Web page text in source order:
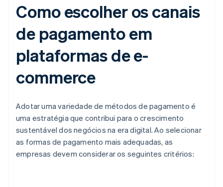
Como escolher os canais
de pagamento em
plataformas de e-
commerce
Adotar uma variedade de métodos de pagamento é
uma estratégia que contribui para o crescimento
sustentável dos negócios na era digital. Ao selecionar
as formas de pagamento mais adequadas, as
empresas devem considerar os seguintes critérios: